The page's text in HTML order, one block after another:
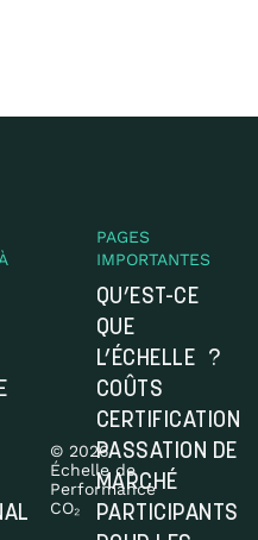
PAGES
IMPORTANTES
QU’EST-CE
QUE
L’ÉCHELLE ?
COÛTS
CERTIFICATION
PASSATION DE
MARCHÉ
PARTICIPANTS
© 2026
Échelle de
Performance
CO₂